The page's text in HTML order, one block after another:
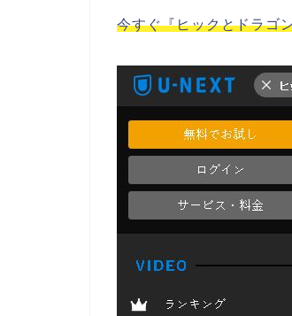
今すぐ『ヒックとドラゴ